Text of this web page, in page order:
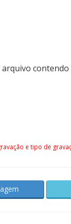
e tipo de